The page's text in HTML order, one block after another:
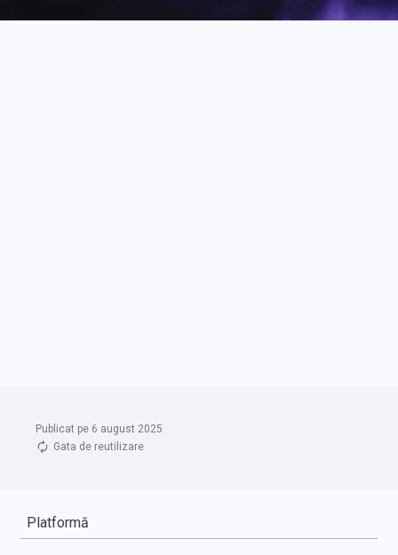
Publicat pe 6 august 2025
Gata de reutilizare
Platformă